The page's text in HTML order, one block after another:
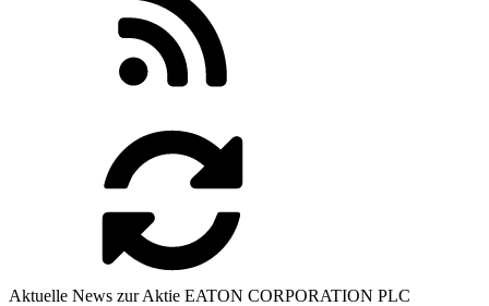
Aktuelle News zur Aktie EATON CORPORATION PLC